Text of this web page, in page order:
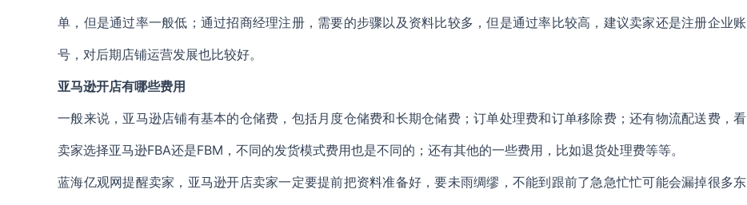
单，但是通过率一般低；通过招商经理注册，需要的步骤以及资料比较多，但是通过率比较高，建议卖家还是注册企业账
号，对后期店铺运营发展也比较好。
亚马逊开店有哪些费用
一般来说，亚马逊店铺有基本的仓储费，包括月度仓储费和长期仓储费；订单处理费和订单移除费；还有物流配送费，看
卖家选择亚马逊FBA还是FBM，不同的发货模式费用也是不同的；还有其他的一些费用，比如退货处理费等等。
蓝海亿观网提醒卖家，亚马逊开店卖家一定要提前把资料准备好，要未雨绸缪，不能到跟前了急急忙忙可能会漏掉很多东